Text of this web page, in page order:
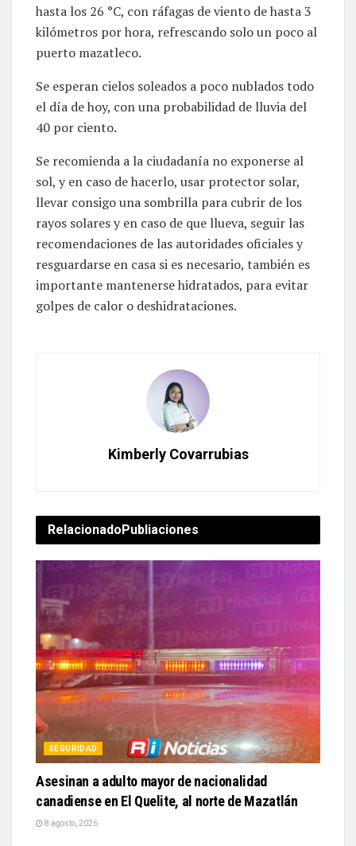
hasta los 26 °C, con ráfagas de viento de hasta 3
kilómetros por hora, refrescando solo un poco al
puerto mazatleco.
Se esperan cielos soleados a poco nublados todo
el día de hoy, con una probabilidad de lluvia del
40 por ciento.
Se recomienda a la ciudadanía no exponerse al
sol, y en caso de hacerlo, usar protector solar,
llevar consigo una sombrilla para cubrir de los
rayos solares y en caso de que llueva, seguir las
recomendaciones de las autoridades oficiales y
resguardarse en casa si es necesario, también es
importante mantenerse hidratados, para evitar
golpes de calor o deshidrataciones.
Kimberly Covarrubias
RelacionadoPubliaciones
SEGURIDAD
Asesinan a adulto mayor de nacionalidad
canadiense en El Quelite, al norte de Mazatlán
8 agosto, 2026